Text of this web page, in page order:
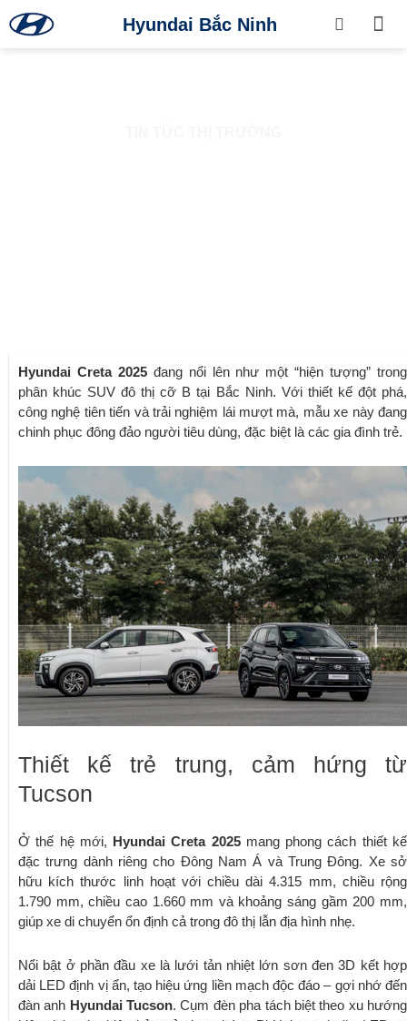
Hyundai Bắc Ninh
Hyundai Creta 2025đang nổi lên như một “hiện tượng” trong
phân khúc SUV đô thị cỡ B tại Bắc Ninh. Với thiết kế đột phá,
công nghệ tiên tiến và trải nghiệm lái mượt mà, mẫu xe này đang
chinh phục đông đảo người tiêu dùng, đặc biệt là các gia đình trẻ.
Thiết kế trẻ trung, cảm hứng từ
Tucson
Ở thế hệ mới, Hyundai Creta 2025mang phong cách thiết kế
đặc trưng dành riêng cho Đông Nam Á và Trung Đông. Xe sở
hữu kích thước linh hoạt với chiều dài 4.315 mm, chiều rộng
1.790 mm, chiều cao 1.660 mm và khoảng sáng gầm 200 mm,
giúp xe di chuyển ổn định cả trong đô thị lẫn địa hình nhẹ.
Nổi bật ở phần đầu xe là lưới tản nhiệt lớn sơn đen 3D kết hợp
dải LED định vị ẩn, tạo hiệu ứng liền mạch độc đáo – gợi nhớ đến
đàn anh Hyundai Tucson. Cụm đèn pha tách biệt theo xu hướng